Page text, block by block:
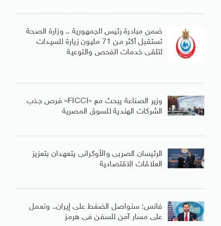
ضمن مبادرة رئيس الجمهورية .. وزارة الصحة
تستقبل أكثر من 71 مليون زيارة للسيدات
لتلقى خدمات الفحص والتوعية
وزير الصناعة يبحث مع «FICCI» فرص جذب
الشركات الهندية للسوق المصرية
الرئيسان الصربى والأوكرانى يتعهدان بتعزيز
العلاقات الاقتصادية
فانس: سنواصل الضغط على إيران.. ونعمل
على مسار آمن للسفن فى هرمز